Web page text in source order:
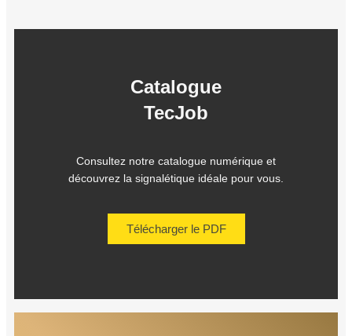
Catalogue
TecJob
Consultez notre catalogue numérique et
découvrez la signalétique idéale pour vous.
Télécharger le PDF